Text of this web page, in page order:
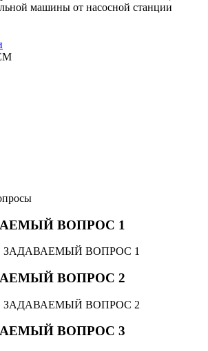
машины от насосной станции
ВОПРОС 1
ЗАДАВАЕМЫЙ ВОПРОС 1
ВОПРОС 2
ЗАДАВАЕМЫЙ ВОПРОС 2
ВОПРОС 3